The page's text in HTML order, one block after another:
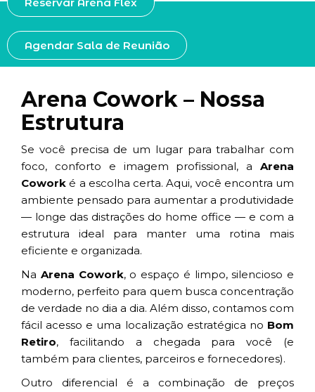
Agendar Sala de Reunião
Arena Cowork – Nossa
Estrutura
Se você precisa de um lugar para trabalhar com
foco, conforto e imagem profissional, a Arena
Cowork é a escolha certa. Aqui, você encontra um
ambiente pensado para aumentar a produtividade
— longe das distrações do home office — e com a
estrutura ideal para manter uma rotina mais
eficiente e organizada.
Na Arena Cowork, o espaço é limpo, silencioso e
moderno, perfeito para quem busca concentração
de verdade no dia a dia. Além disso, contamos com
fácil acesso e uma localização estratégica no Bom
Retiro, facilitando a chegada para você (e
também para clientes, parceiros e fornecedores).
Outro diferencial é a combinação de preços